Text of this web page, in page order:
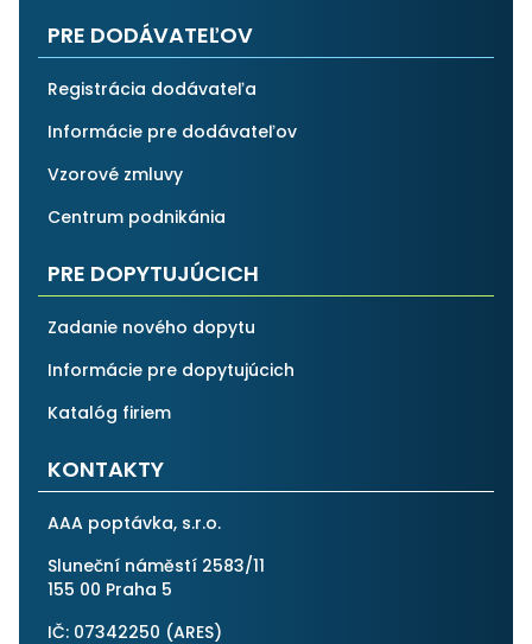
PRE DODÁVATEĽOV
Registrácia dodávateľa
Informácie pre dodávateľov
Vzorové zmluvy
Centrum podnikánia
PRE DOPYTUJÚCICH
Zadanie nového dopytu
Informácie pre dopytujúcich
Katalóg firiem
KONTAKTY
AAA poptávka, s.r.o.
Sluneční náměstí 2583/11
155 00 Praha 5
IČ: 07342250 (ARES)